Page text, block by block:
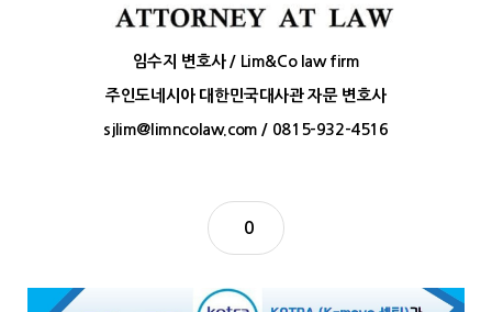
임수지 변호사 / Lim&Co law firm
주인도네시아 대한민국대사관 자문 변호사
sjlim@limncolaw.com / 0815-932-4516
0